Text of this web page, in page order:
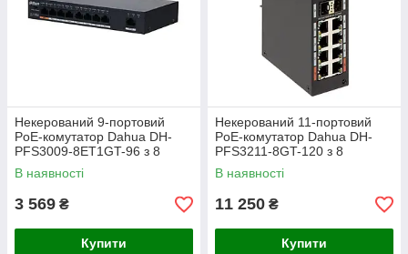
Некерований 9-портовий
PoE-комутатор Dahua DH-
PFS3009-8ET1GT-96 з 8
портами PoE
В наявності
3 569 ₴
Купити
Некерований 11-портовий
PoE-комутатор Dahua DH-
PFS3211-8GT-120 з 8
портами PoE
В наявності
11 250 ₴
Купити